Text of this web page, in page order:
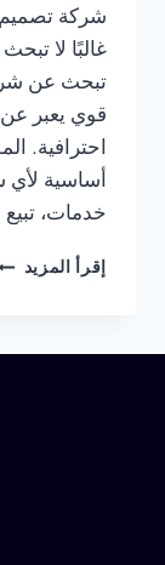
غالبًا لا
تبحث عن
قوي يعبر
احترافية.
أساسية
خدمات،
إقرأ المزيد